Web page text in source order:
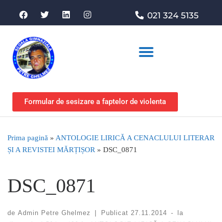
021 324 5135
Formular de sesizare a faptelor de violenta
Prima pagină » ANTOLOGIE LIRICĂ A CENACLULUI LITERAR
ȘI A REVISTEI MĂRȚIȘOR » DSC_0871
DSC_0871
de Admin Petre Ghelmez | Publicat 27.11.2014 -
la